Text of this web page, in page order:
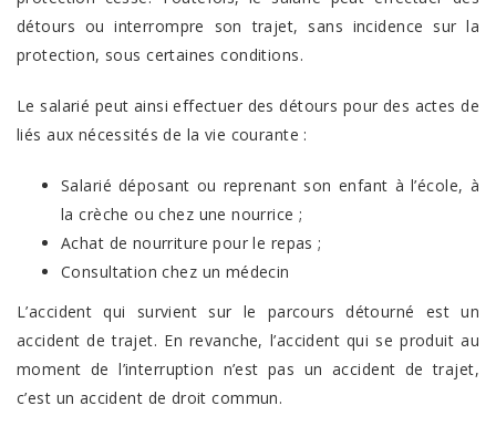
détours ou interrompre son trajet, sans incidence sur la
protection, sous certaines conditions.
Le salarié peut ainsi effectuer des détours pour des actes de
liés aux nécessités de la vie courante :
Salarié déposant ou reprenant son enfant à l’école, à
la crèche ou chez une nourrice ;
Achat de nourriture pour le repas ;
Consultation chez un médecin
L’accident qui survient sur le parcours détourné est un
accident de trajet. En revanche, l’accident qui se produit au
moment de l’interruption n’est pas un accident de trajet,
c’est un accident de droit commun.